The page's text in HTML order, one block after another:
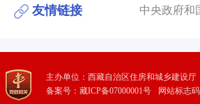
友情链接 中央政府和
主办单位：西藏自治区住房和城乡建设厅
备案号：藏ICP备07000001号
网站标志